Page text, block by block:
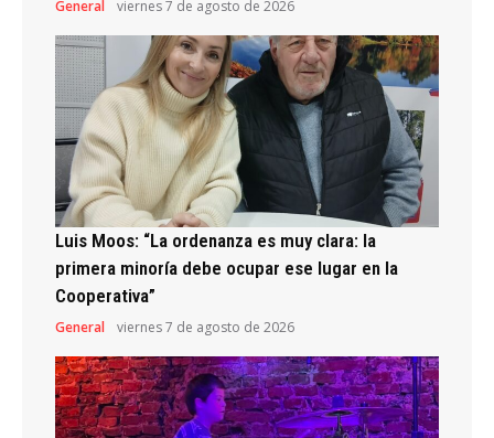
General viernes 7 de agosto de 2026
Luis Moos: “La ordenanza es muy clara: la
primera minoría debe ocupar ese lugar en la
Cooperativa”
General viernes 7 de agosto de 2026